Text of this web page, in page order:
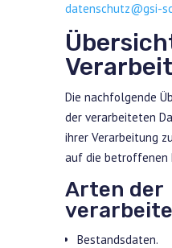
datenschutz@gsi-
Die nachfolgende
der verarbeiteten
ihrer Verarbeitung
auf die betroffenen
Arten der
Bestandsdaten.